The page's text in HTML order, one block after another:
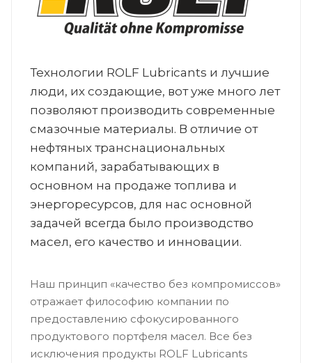
Технологии ROLF Lubricants и лучшие
люди, их создающие, вот уже много лет
позволяют производить современные
смазочные материалы. В отличие от
нефтяных транснациональных
компаний, зарабатывающих в
основном на продаже топлива и
энергоресурсов, для нас основной
задачей всегда было производство
масел, его качество и инновации.
Наш принцип «качество без компромиссов»
отражает философию компании по
предоставлению сфокусированного
продуктового портфеля масел. Все без
исключения продукты ROLF Lubricants